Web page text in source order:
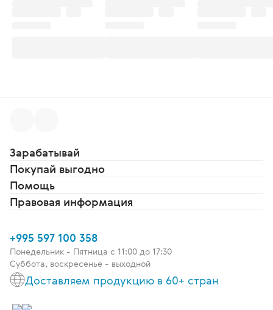
Зарабатывай
Покупай выгодно
Помощь
Правовая информация
+995 597 100 358
Понедельник - Пятница c 11:00 до 17:30
Суббота, воскресенье - выходной
Доставляем продукцию в 60+ стран